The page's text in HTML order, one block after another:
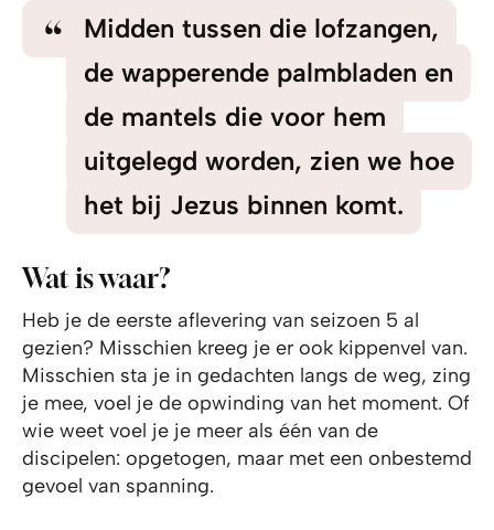
Midden tussen die lofzangen,
de wapperende palmbladen en
de mantels die voor hem
uitgelegd worden, zien we hoe
het bij Jezus binnen komt.
Wat is waar?
Heb je de eerste aflevering van seizoen 5 al
gezien? Misschien kreeg je er ook kippenvel van.
Misschien sta je in gedachten langs de weg, zing
je mee, voel je de opwinding van het moment. Of
wie weet voel je je meer als één van de
discipelen: opgetogen, maar met een onbestemd
gevoel van spanning.